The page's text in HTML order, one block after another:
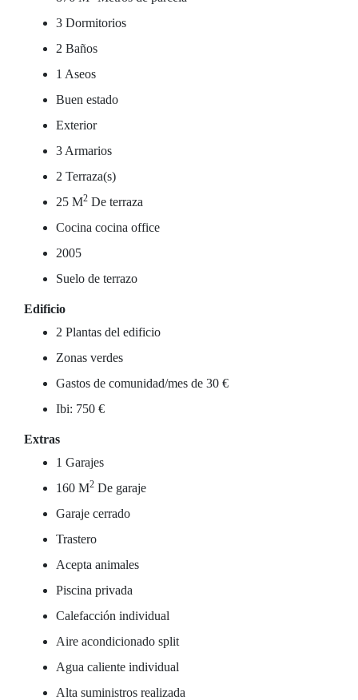
3 Dormitorios
2 Baños
1 Aseos
Buen estado
Exterior
3 Armarios
2 Terraza(s)
25 M2 De terraza
Cocina cocina office
2005
Suelo de terrazo
Edificio
2 Plantas del edificio
Zonas verdes
Gastos de comunidad/mes de 30 €
Ibi: 750 €
Extras
1 Garajes
160 M2 De garaje
Garaje cerrado
Trastero
Acepta animales
Piscina privada
Calefacción individual
Aire acondicionado split
Agua caliente individual
Alta suministros realizada